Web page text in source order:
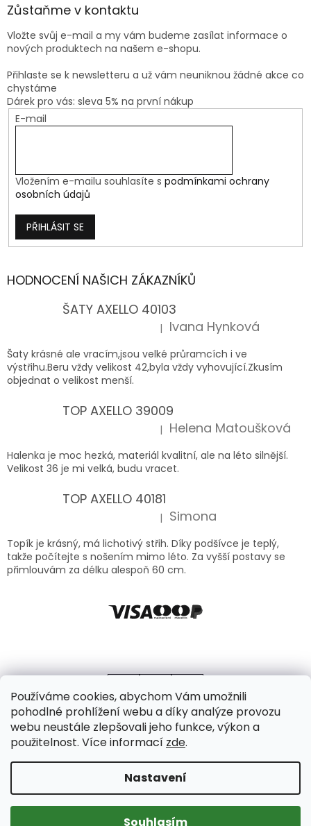
Používáme cookies, abychom Vám umožnili
pohodlné prohlížení webu a díky analýze provozu
webu neustále zlepšovali jeho funkce, výkon a
použitelnost. Více informací zde.
Nastavení
Souhlasím
Zůstaňme v kontaktu
Vložte svůj e-mail a my vám budeme zasílat informace o
nových produktech na našem e-shopu.
Přihlaste se k newsletteru a už vám neuniknou žádné akce co
chystáme
Dárek pro vás: sleva 5% na první nákup
E-mail
Vložením e-mailu souhlasíte s podmínkami ochrany
osobních údajů
PŘIHLÁSIT SE
HODNOCENÍ NAŠICH ZÁKAZNÍKŮ
ŠATY AXELLO 40103
Hodnocení produktu je 5 z 5 hvězdiček.
| Ivana Hynková
Šaty krásné ale vracím,jsou velké průramcích i ve
výstřihu.Beru vždy velikost 42,byla vždy vyhovující.Zkusím
objednat o velikost menší.
TOP AXELLO 39009
Hodnocení produktu je 5 z 5 hvězdiček.
| Helena Matoušková
Halenka je moc hezká, materiál kvalitní, ale na léto silnější.
Velikost 36 je mi velká, budu vracet.
TOP AXELLO 40181
Hodnocení produktu je 5 z 5 hvězdiček.
| Simona
Topík je krásný, má lichotivý střih. Díky podšívce je teplý,
takže počítejte s nošením mimo léto. Za vyšší postavy se
přimlouvám za délku alespoň 60 cm.
Vytvořil Shoptet
. Všechna práva vyhrazena.
nastavení cookies